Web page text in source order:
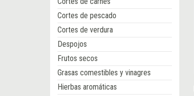
Cortes de pescado
Cortes de verdura
Despojos
Frutos secos
Grasas comestibles y vinagres
Hierbas aromáticas